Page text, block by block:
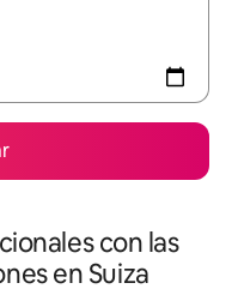
con las
en Suiza